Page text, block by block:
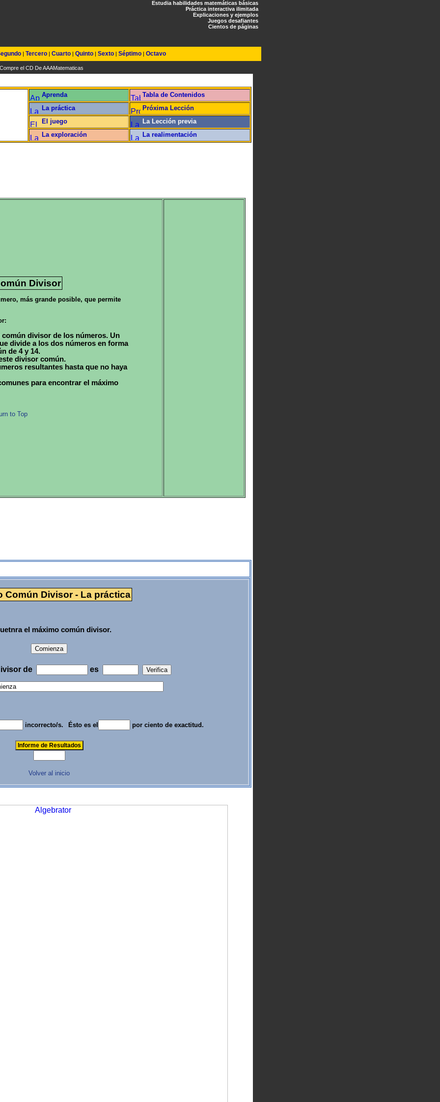
Estudia habilidades matemáticas básicas
Práctica interactiva ilimitada
Explicaciones y ejemplos
Juegos desafiantes
Cientos de páginas
| Tercero | Cuarto | Quinto | Sexto | Séptimo | Octavo
Compre el CD De AAAMatematicas
Aprenda
Tabla de Contenidos
La práctica
Próxima Lección
El juego
La Lección previa
La exploración
La realimentación
Divisor
más grande posible, que permite
divisor de los números. Un
divide a los dos números en forma
de 4 y 14.
divisor común.
resultantes hasta que no haya
para encontrar el máximo
to Top
Común Divisor - La práctica
el máximo común divisor.
de es
incorrecto/s. Ésto es el por ciento de exactitud.
Volver al inicio